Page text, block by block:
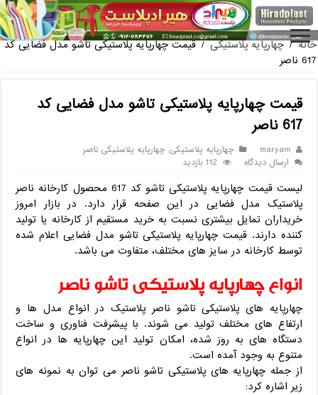
فروش گلدان پلاستی
خانه / چهارپایه پلاستیکی / قیمت چهارپایه پلاستیکی تاشو مدل فضایی کد
617 ناصر
قیمت چهارپایه پلاستیکی تاشو مدل فضایی کد
617 ناصر
maryam چهارپایه پلاستیکی,چهارپایه پلاستیکی ناصر
ارسال دیدگاه
112 بازدید
لیست قیمت چهارپایه پلاستیکی تاشو کد 617 محصول کارخانه ناصر
پلاستیک مدل فضایی در این صفحه قرار دارد. در بازار امروز
خریداران تمایل بیشتری نسبت به خرید مستقیم از کارخانه یا تولید
کننده دارند. قیمت چهارپایه پلاستیکی تاشو مدل فضایی اعلام شده
توسط کارخانه در سایز های مختلف، متفاوت می باشد.
انواع چهارپایه پلاستیکی تاشو ناصر
چهارپایه های پلاستیکی تاشو ناصر پلاستیک در انواع مدل ها و
ارتفاع های مختلف تولید می شوند. با پیشرفت فناوری و ساخت
دستگاه های به روز شده، امکان تولید این چهارپایه ها در انواع
متنوع به وجود آمده است.
از جمله چهارپایه های پلاستیکی تاشو ناصر می توان به نمونه های
زیر اشاره کرد: